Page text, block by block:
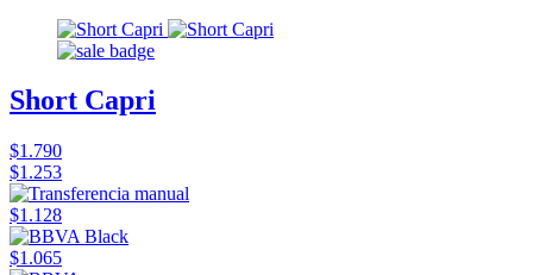
Short Capri
$1.790
$1.253
$1.128
$1.065